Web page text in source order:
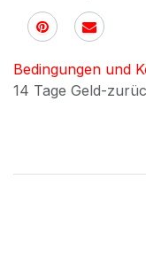
Bedingungen und
14 Tage Geld-